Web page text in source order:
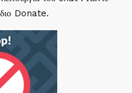
Donate.